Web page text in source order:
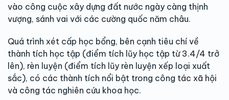
vào công cuộc xây dựng đất nước ngày càng thịnh
vượng, sánh vai với các cường quốc năm châu.
Quá trình xét cấp học bổng, bên cạnh tiêu chí về
thành tích học tập (điểm tích lũy học tập từ 3.4/4 trở
lên), rèn luyện (điểm tích lũy rèn luyện xếp loại xuất
sắc), có các thành tích nổi bật trong công tác xã hội
và công tác nghiên cứu khoa học.